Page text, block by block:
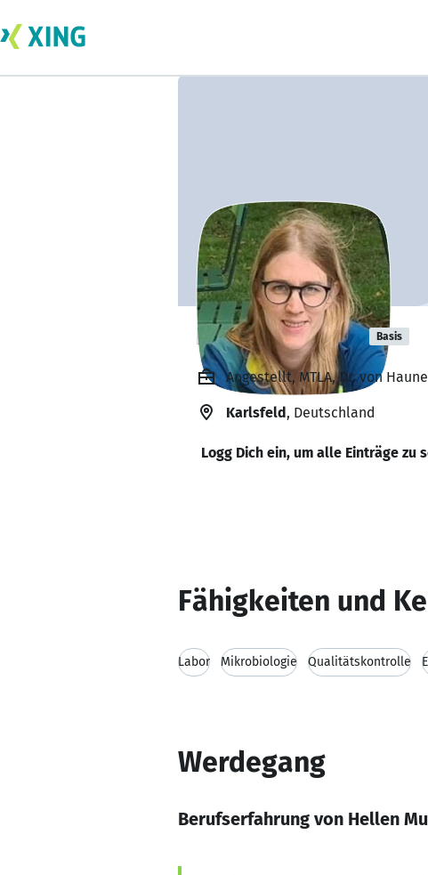
Hellen Mueller Basis
Angestellt, MTLA, Dr. von
Karlsfeld, Deutschland
Logg Dich ein, um alle Einträge zu
Fähigkeiten und
Labor Mikrobiologie Qualitätskontrolle
Werdegang
Berufserfahrung von Hellen